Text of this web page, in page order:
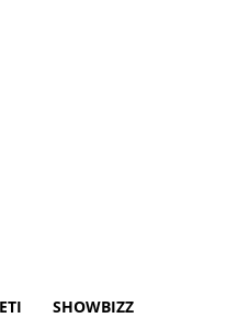
SHOWBIZZ